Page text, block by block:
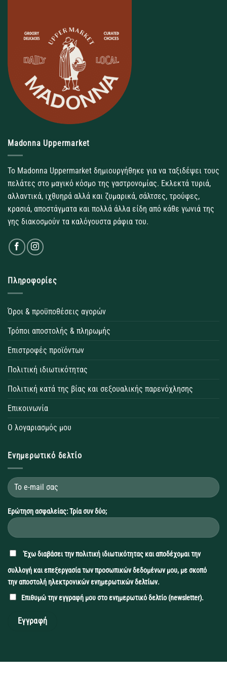
Madonna Uppermarket
Το Madonna Uppermarket δημιουργήθηκε για να ταξιδέψει τους
πελάτες στο μαγικό κόσμο της γαστρονομίας. Εκλεκτά τυριά,
αλλαντικά, ιχθυηρά αλλά και ζυμαρικά, σάλτσες, τρούφες,
κρασιά, αποστάγματα και πολλά άλλα είδη από κάθε γωνιά της
γης διακοσμούν τα καλόγουστα ράφια του.
Πληροφορίες
Όροι & προϋποθέσεις αγορών
Τρόποι αποστολής & πληρωμής
Επιστροφές προϊόντων
Πολιτική ιδιωτικότητας
Πολιτική κατά της βίας και σεξουαλικής παρενόχλησης
Επικοινωνία
Ο λογαριασμός μου
Ενημερωτικό δελτίο
Ερώτηση ασφαλείας: Τρία συν δύο;
'Εχω διαβάσει τηνπολιτική ιδιωτικότητας και αποδέχομαι την
συλλογή και επεξεργασία των προσωπικών δεδομένων μου, με σκοπό
την αποστολή ηλεκτρονικών ενημερωτικών δελτίων.
Επιθυμώ την εγγραφή μου στο ενημερωτικό δελτίο (newsletter).